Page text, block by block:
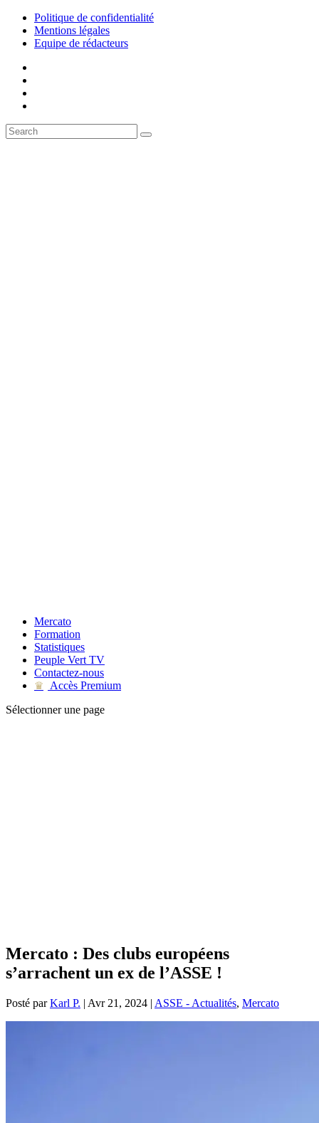
Politique de confidentialité
Mentions légales
Equipe de rédacteurs
Mercato
Formation
Statistiques
Peuple Vert TV
Contactez-nous
♛
Accès Premium
Sélectionner une page
Mercato : Des clubs européens
s’arrachent un ex de l’ASSE !
Posté parKarl P. | Avr 21, 2024 | ASSE - Actualités, Mercato